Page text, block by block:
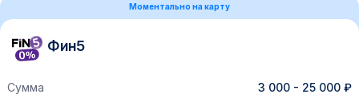
Моментально на карту
Фин5
Сумма
3 000 - 25 000 ₽